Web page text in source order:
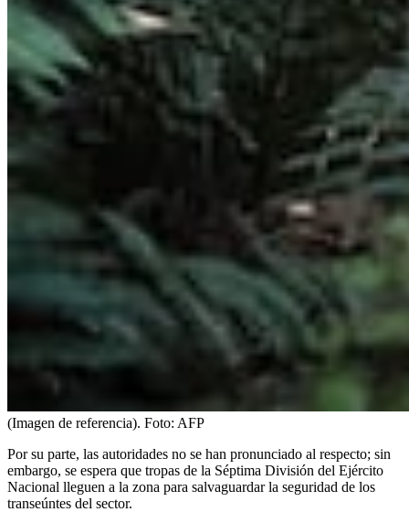
(Imagen de referencia). Foto: AFP
Por su parte, las autoridades no se han pronunciado al respecto; sin
embargo, se espera que tropas de la Séptima División del Ejército
Nacional lleguen a la zona para salvaguardar la seguridad de los
transeúntes del sector.